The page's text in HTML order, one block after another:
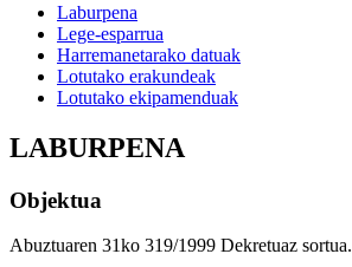
Laburpena
Lege-esparrua
Harremanetarako datuak
Lotutako erakundeak
Lotutako ekipamenduak
LABURPENA
Objektua
Abuztuaren 31ko 319/1999 Dekretuaz sortua.